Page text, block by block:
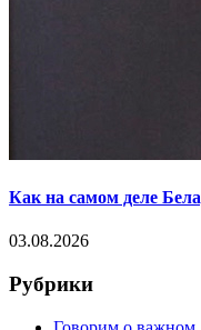
Как на самом деле
03.08.2026
Рубрики